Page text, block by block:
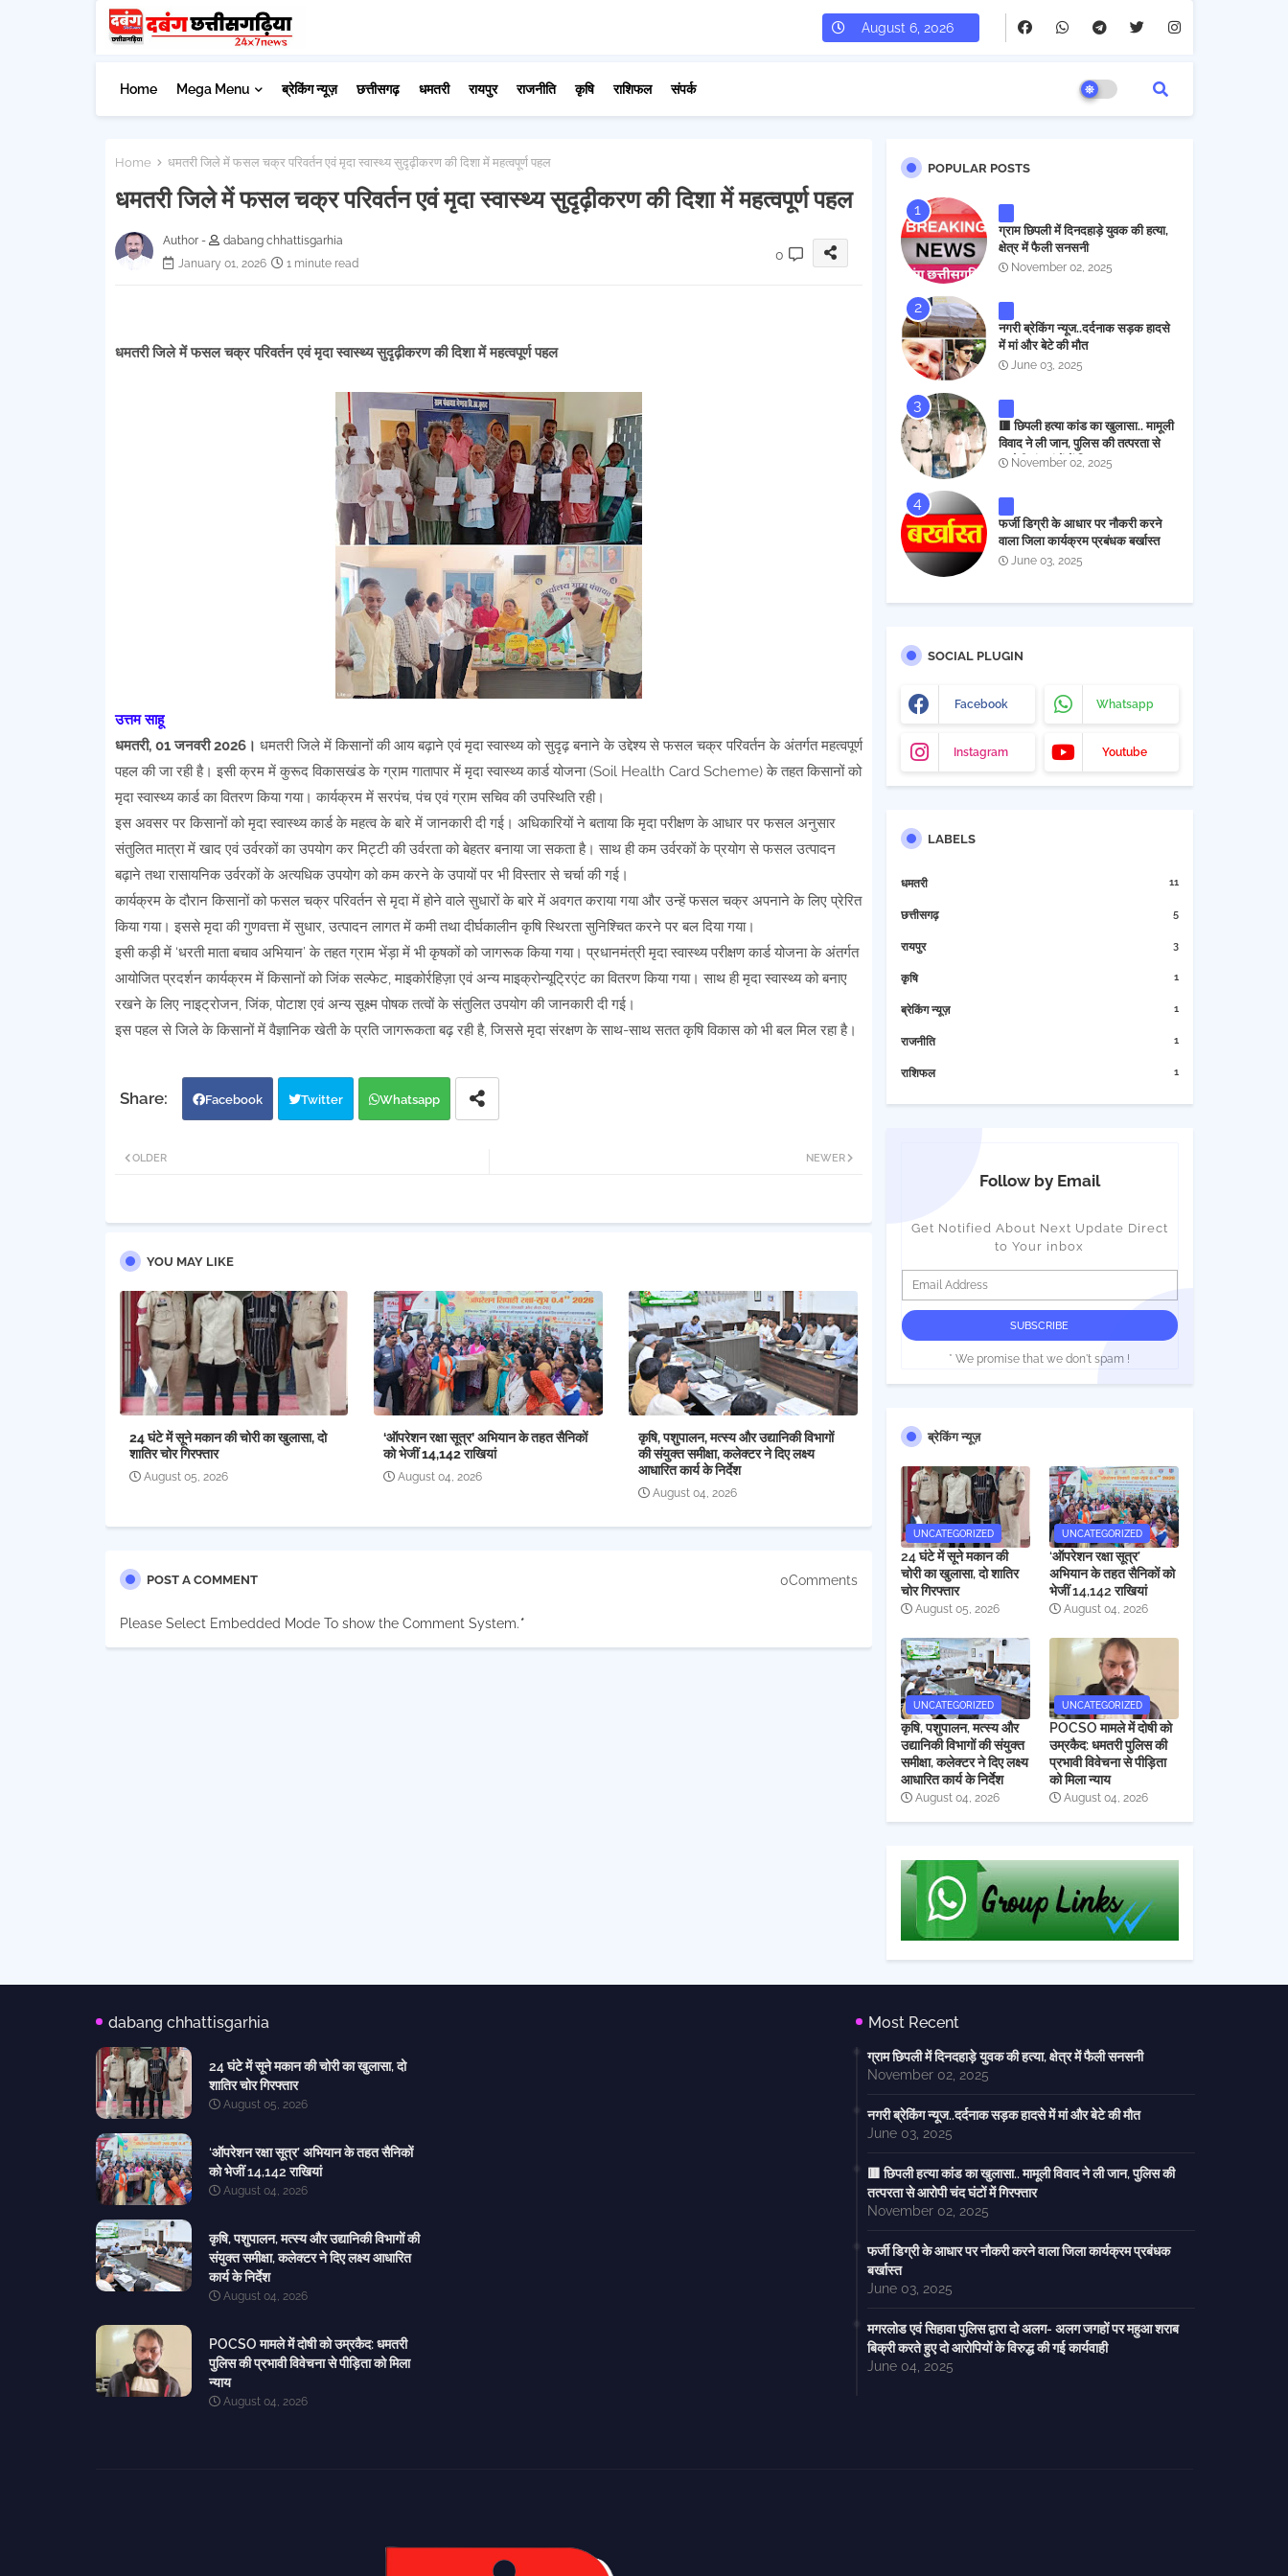
August 6, 2026
Home Mega Menu ब्रेकिंग न्यूज़ छत्तीसगढ़ धमतरी रायपुर राजनीति कृषि राशिफल संपर्क
Home धमतरी जिले में फसल चक्र परिवर्तन एवं मृदा स्वास्थ्य सुदृढ़ीकरण की दिशा में महत्वपूर्ण पहल
धमतरी जिले में फसल चक्र परिवर्तन एवं मृदा स्वास्थ्य सुदृढ़ीकरण की दिशा में महत्वपूर्ण पहल
Author -
dabang chhattisgarhia
January 01, 2026
1 minute read
0
धमतरी जिले में फसल चक्र परिवर्तन एवं मृदा स्वास्थ्य सुदृढ़ीकरण की दिशा में महत्वपूर्ण पहल
उत्तम साहू
धमतरी, 01 जनवरी 2026। धमतरी जिले में किसानों की आय बढ़ाने एवं मृदा स्वास्थ्य को सुदृढ़ बनाने के उद्देश्य से फसल चक्र परिवर्तन के अंतर्गत महत्वपूर्ण
पहल की जा रही है। इसी क्रम में कुरूद विकासखंड के ग्राम गातापार में मृदा स्वास्थ्य कार्ड योजना (Soil Health Card Scheme) के तहत किसानों को
मृदा स्वास्थ्य कार्ड का वितरण किया गया। कार्यक्रम में सरपंच, पंच एवं ग्राम सचिव की उपस्थिति रही।
इस अवसर पर किसानों को मृदा स्वास्थ्य कार्ड के महत्व के बारे में जानकारी दी गई। अधिकारियों ने बताया कि मृदा परीक्षण के आधार पर फसल अनुसार
संतुलित मात्रा में खाद एवं उर्वरकों का उपयोग कर मिट्टी की उर्वरता को बेहतर बनाया जा सकता है। साथ ही कम उर्वरकों के प्रयोग से फसल उत्पादन
बढ़ाने तथा रासायनिक उर्वरकों के अत्यधिक उपयोग को कम करने के उपायों पर भी विस्तार से चर्चा की गई।
कार्यक्रम के दौरान किसानों को फसल चक्र परिवर्तन से मृदा में होने वाले सुधारों के बारे में अवगत कराया गया और उन्हें फसल चक्र अपनाने के लिए प्रेरित
किया गया। इससे मृदा की गुणवत्ता में सुधार, उत्पादन लागत में कमी तथा दीर्घकालीन कृषि स्थिरता सुनिश्चित करने पर बल दिया गया।
इसी कड़ी में ‘धरती माता बचाव अभियान’ के तहत ग्राम भेंड़ा में भी कृषकों को जागरूक किया गया। प्रधानमंत्री मृदा स्वास्थ्य परीक्षण कार्ड योजना के अंतर्गत
आयोजित प्रदर्शन कार्यक्रम में किसानों को जिंक सल्फेट, माइकोर्रहिज़ा एवं अन्य माइक्रोन्यूट्रिएंट का वितरण किया गया। साथ ही मृदा स्वास्थ्य को बनाए
रखने के लिए नाइट्रोजन, जिंक, पोटाश एवं अन्य सूक्ष्म पोषक तत्वों के संतुलित उपयोग की जानकारी दी गई।
इस पहल से जिले के किसानों में वैज्ञानिक खेती के प्रति जागरूकता बढ़ रही है, जिससे मृदा संरक्षण के साथ-साथ सतत कृषि विकास को भी बल मिल रहा है।
Facebook Twitter Whatsapp
NEWER
OLDER
YOU MAY LIKE
24 घंटे में सूने मकान की चोरी का खुलासा, दो
शातिर चोर गिरफ्तार
August 05, 2026
‘ऑपरेशन रक्षा सूत्र’ अभियान के तहत सैनिकों
को भेजीं 14,142 राखियां
August 04, 2026
कृषि, पशुपालन, मत्स्य और उद्यानिकी विभागों
की संयुक्त समीक्षा, कलेक्टर ने दिए लक्ष्य
आधारित कार्य के निर्देश
August 04, 2026
POST A COMMENT 0Comments
Please Select Embedded Mode To show the Comment System.*
POPULAR POSTS
ग्राम छिपली में दिनदहाड़े युवक की हत्या,
क्षेत्र में फैली सनसनी
November 02, 2025
नगरी ब्रेकिंग न्यूज..दर्दनाक सड़क हादसे
में मां और बेटे की मौत
June 03, 2025
🟥 छिपली हत्या कांड का खुलासा.. मामूली
विवाद ने ली जान, पुलिस की तत्परता से
आरोपी चंद घंटों में गिरफ्तार
November 02, 2025
फर्जी डिग्री के आधार पर नौकरी करने
वाला जिला कार्यक्रम प्रबंधक बर्खास्त
June 03, 2025
SOCIAL PLUGIN
Facebook Whatsapp
Instagram Youtube
LABELS
धमतरी 11
छत्तीसगढ़ 5
रायपुर 3
कृषि 1
ब्रेकिंग न्यूज़ 1
राजनीति 1
राशिफल 1
Follow by Email
Get Notified About Next Update Direct
to Your inbox
* We promise that we don't spam !
ब्रेकिंग न्यूज़
UNCATEGORIZED
24 घंटे में सूने मकान की
चोरी का खुलासा, दो शातिर
चोर गिरफ्तार
August 05, 2026
UNCATEGORIZED
‘ऑपरेशन रक्षा सूत्र’
अभियान के तहत सैनिकों को
भेजीं 14,142 राखियां
August 04, 2026
UNCATEGORIZED
कृषि, पशुपालन, मत्स्य और
उद्यानिकी विभागों की संयुक्त
समीक्षा, कलेक्टर ने दिए लक्ष्य
आधारित कार्य के निर्देश
August 04, 2026
UNCATEGORIZED
POCSO मामले में दोषी को
उम्रकैद: धमतरी पुलिस की
प्रभावी विवेचना से पीड़िता
को मिला न्याय
August 04, 2026
dabang chhattisgarhia
24 घंटे में सूने मकान की चोरी का खुलासा, दो
शातिर चोर गिरफ्तार
August 05, 2026
‘ऑपरेशन रक्षा सूत्र’ अभियान के तहत सैनिकों
को भेजीं 14,142 राखियां
August 04, 2026
कृषि, पशुपालन, मत्स्य और उद्यानिकी विभागों की
संयुक्त समीक्षा, कलेक्टर ने दिए लक्ष्य आधारित
कार्य के निर्देश
August 04, 2026
POCSO मामले में दोषी को उम्रकैद: धमतरी
पुलिस की प्रभावी विवेचना से पीड़िता को मिला
न्याय
August 04, 2026
Most Recent
ग्राम छिपली में दिनदहाड़े युवक की हत्या, क्षेत्र में फैली सनसनी
November 02, 2025
नगरी ब्रेकिंग न्यूज..दर्दनाक सड़क हादसे में मां और बेटे की मौत
June 03, 2025
🟥 छिपली हत्या कांड का खुलासा.. मामूली विवाद ने ली जान, पुलिस की
तत्परता से आरोपी चंद घंटों में गिरफ्तार
November 02, 2025
फर्जी डिग्री के आधार पर नौकरी करने वाला जिला कार्यक्रम प्रबंधक
बर्खास्त
June 03, 2025
मगरलोड एवं सिहावा पुलिस द्वारा दो अलग- अलग जगहों पर महुआ शराब
बिक्री करते हुए दो आरोपियों के विरुद्ध की गई कार्यवाही
June 04, 2025